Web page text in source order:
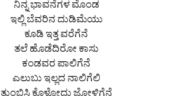
ನಿನ್ನ ಭಾವನೆಗಳ ಮೊಂಡ
ಇಲ್ಲಿ ಬೆವರಿನ ದುಡಿಮೆಯು
ಕೂಡಿ ಇತ್ತ ವರೆಗೆನೆ
ತಲೆ ಹೊಡೆದಿರೋ ಕಾಸು
ಕಂಡವರ ಪಾಲಿಗೆನೆ
ಎಲುಬು ಇಲ್ಲದ ನಾಲಿಗೆಲಿ